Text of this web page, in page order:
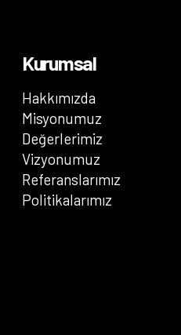
Kurumsal
Hakkımızda
Misyonumuz
Değerlerimiz
Vizyonumuz
Referanslarımız
Politikalarımız